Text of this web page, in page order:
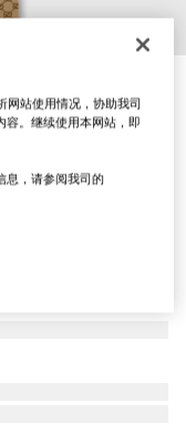
站使用情况，协助我司
容。继续使用本网站，即
息，请参阅我司的